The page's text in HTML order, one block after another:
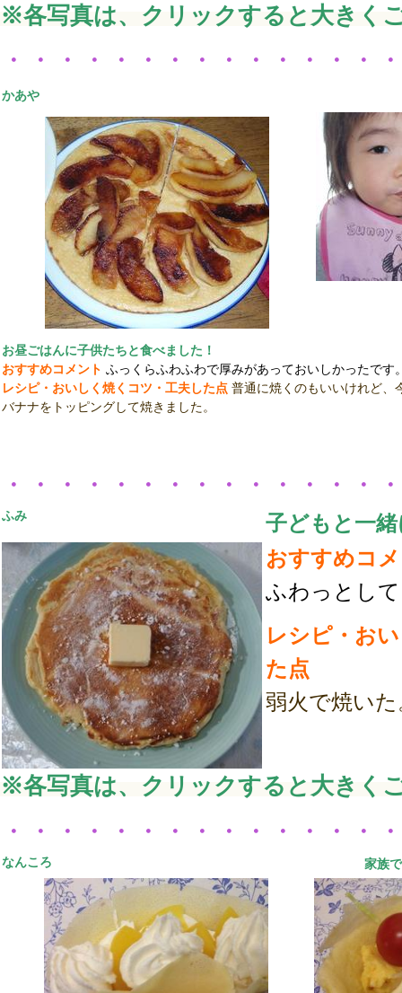
※各写真は、クリックすると大きく
・・・・・・・・・・・・・・
かあや
お昼ごはんに子供たちと食べました！
おすすめコメント ふっくらふわふわで厚みがあっておいしかったです
レシピ・おいしく焼くコツ・工夫した点 普通に焼くのもいいけれど、
バナナをトッピングして焼きました。
・・・・・・・・・・・・・・
ふみ
子どもと一
おすすめコ
ふわっとし
レシピ・お
た点
弱火で焼いた
※各写真は、クリックすると大きく
・・・・・・・・・・・・・・
なんころ 家族で夕